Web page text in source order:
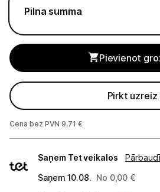
Stacionārie datori un
Spēļu konsoles un
Projektori un ekrāni
Tīkla iekārtas
Biroja piederumi
Pilna summa
Pievienot
Pirkt uzreiz
Cena bez PVN 9,71 €
veidi
Saņem Tet veikalos
Saņem 10.08. No 0,00 €